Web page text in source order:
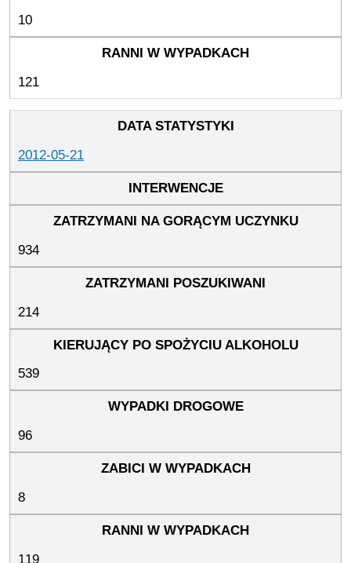
10
121
2012-05-21
934
214
539
96
8
119